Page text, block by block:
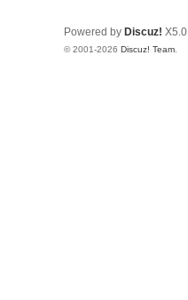
Powered by Discuz! X5.0
© 2001-2026 Discuz! Team